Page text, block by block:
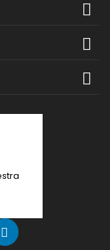


